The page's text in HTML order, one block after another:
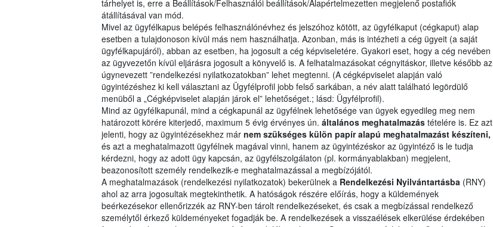
tárhelyet is, erre a Beállítások/Felhasználói beállítások/Alapértelmezetten megjelenő postafiók
átállításával van mód.
Mivel az ügyfélkapus belépés felhasználónévhez és jelszóhoz kötött, az ügyfélkaput (cégkaput) alap
esetben a tulajdonoson kívül más nem használhatja. Azonban, más is intézheti a cég ügyeit (a saját
ügyfélkapujáról), abban az esetben, ha jogosult a cég képviseletére. Gyakori eset, hogy a cég nevében
az ügyvezetőn kívül eljárásra jogosult a könyvelő is. A felhatalmazásokat cégnyitáskor, illetve később az
úgynevezett ”rendelkezési nyilatkozatokban” lehet megtenni. (A cégképviselet alapján való
ügyintézéshez ki kell választani az Ügyfélprofil jobb felső sarkában, a név alatt található legördülő
menüből a „Cégképviselet alapján járok el” lehetőséget.; lásd: Ügyfélprofil).
Mind az ügyfélkapunál, mind a cégkapunál az ügyfélnek lehetősége van ügyek egyedileg meg nem
határozott körére kiterjedő, maximum 5 évig érvényes ún. általános meghatalmazástételére is. Ez azt
jelenti, hogy az ügyintézésekhez már nem szükséges külön papír alapú meghatalmazást készíteni,
és azt a meghatalmazott ügyfélnek magával vinni, hanem az ügyintézéskor az ügyintéző is le tudja
kérdezni, hogy az adott ügy kapcsán, az ügyfélszolgálaton (pl. kormányablakban) megjelent,
beazonosított személy rendelkezik-e meghatalmazással a megbízójától.
A meghatalmazások (rendelkezési nyilatkozatok) bekerülnek a Rendelkezési Nyilvántartásba(RNY)
ahol az arra jogosultak megtekinthetik. A hatóságok részére előírás, hogy a küldemények
beérkezésekor ellenőrizzék az RNY-ben tárolt rendelkezéseket, és csak a megbízással rendelkező
személytől érkező küldeményeket fogadják be. A rendelkezések a visszaélések elkerülése érdekében